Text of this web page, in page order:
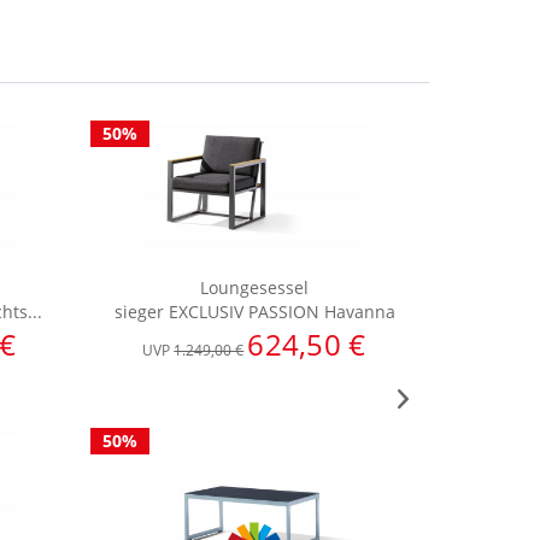
50%
Loungesessel
sieger EXCLUSIV PASSION Havanna
UVP1.249,00 € 624,50 €
50%